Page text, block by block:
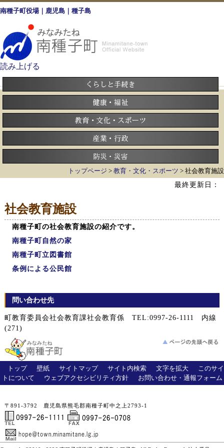
南種子町役場｜鹿児島｜種子島
読み上げる
トップページ > 教育・文化・スポーツ > 社会教育施設
最終更新日：
社会教育施設
南種子町の社会教育施設の紹介です。
南種子町自然の家
南種子町立図書館
条例による公民館
問い合わせ先
町教育委員会社会教育課社会教育係 TEL:0997-26-1111 内線
(271)
トップ 壁紙 サイトマップ サイト内検索 文字を拡大
このサイ
トについて
ウェブアクセシビリティ方針 お問い合わせ・通報フォーム
〒891-3792 鹿児島県熊毛郡南種子町中之上2793-1